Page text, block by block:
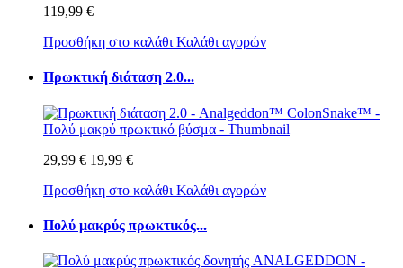
119,99 €
Προσθήκη στο καλάθι Καλάθι αγορών
Πρωκτική διάταση 2.0...
29,99 € 19,99 €
Προσθήκη στο καλάθι Καλάθι αγορών
Πολύ μακρύς πρωκτικός...